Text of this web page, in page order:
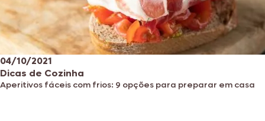
04/10/2021
Dicas de Cozinha
Aperitivos fáceis com frios: 9 opções para preparar em casa